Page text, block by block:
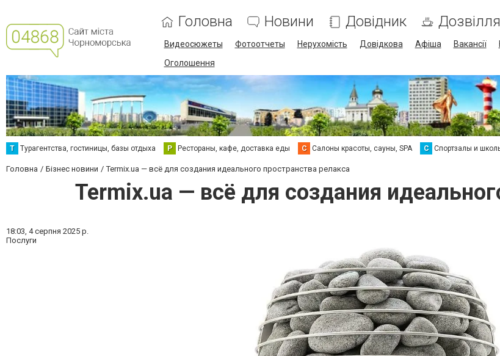
Головна Новини Довідник Дозвілля
Видеосюжеты Фотоотчеты Нерухомість Довідкова Афіша Вакансії
Оголошення
Т Турагентства, гостиницы, базы отдыха Р Рестораны, кафе, доставка еды С Салоны красоты, сауны, SPA С Спортзалы и
Головна Бізнес новини Termix.ua — всё для создания идеального пространства релакса
Termix.ua — всё для создания
18:03, 4 серпня 2025 р.
Послуги